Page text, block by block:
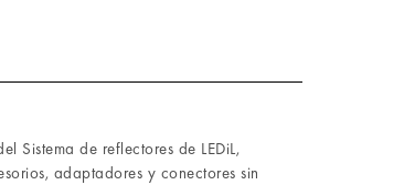
Sistema de reflectores de LEDiL,
adaptadores y conectores sin